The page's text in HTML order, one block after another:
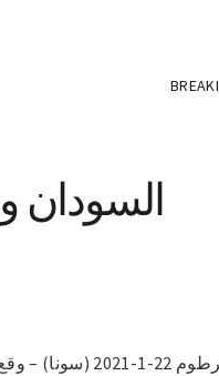
السودان
الخرطوم 22-1-